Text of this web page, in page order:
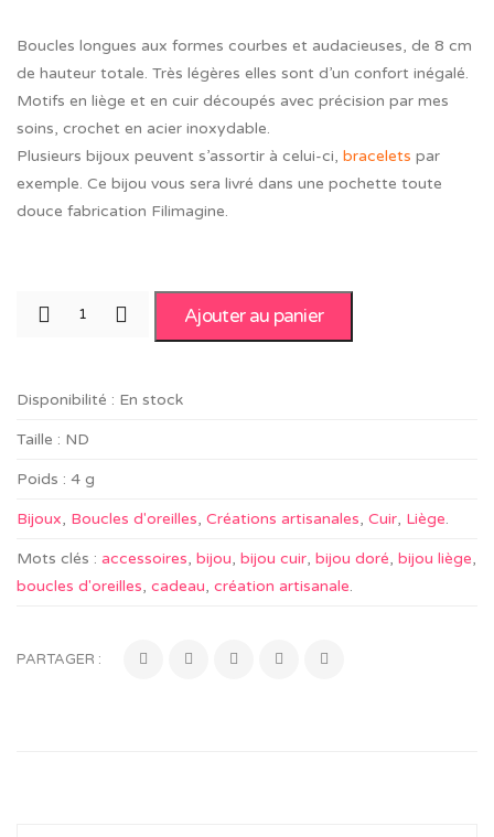
Boucles longues aux formes courbes et audacieuses, de 8 cm
de hauteur totale. Très légères elles sont d’un confort inégalé.
Motifs en liège et en cuir découpés avec précision par mes
soins, crochet en acier inoxydable.
Plusieurs bijoux peuvent s’assortir à celui-ci, bracelets par
exemple. Ce bijou vous sera livré dans une pochette toute
douce fabrication Filimagine.
Ajouter au panier
Disponibilité : En stock
Taille : ND
Poids : 4 g
Bijoux, Boucles d'oreilles, Créations artisanales, Cuir, Liège.
Mots clés : accessoires, bijou, bijou cuir, bijou doré, bijou liège,
boucles d'oreilles, cadeau, création artisanale.
PARTAGER :